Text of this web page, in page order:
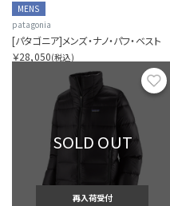
MENS
patagonia
[パタゴニア]メンズ・ナノ・パフ・ベスト
￥28,050(税込)
SOLD OUT
再入荷受付